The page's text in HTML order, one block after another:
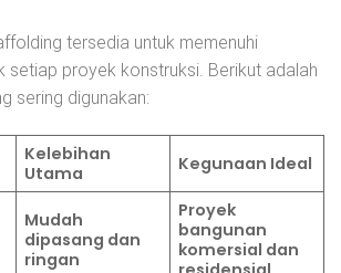
tersedia untuk memenuhi
setiap proyek konstruksi. Berikut adalah
sering digunakan:
Kelebihan
Utama
Kegunaan Ideal
Mudah
dipasang dan
ringan
Proyek
bangunan
komersial dan